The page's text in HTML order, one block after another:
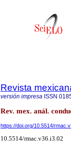
Revista
versión impresa ISSN
Rev. mex. anál.
https://doi.org/10.5514/
10.5514/rmac.v36.i3.02